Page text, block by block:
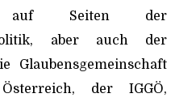
auf Seiten der
aber auch der
Glaubensgemeinschaft
der IGGÖ,